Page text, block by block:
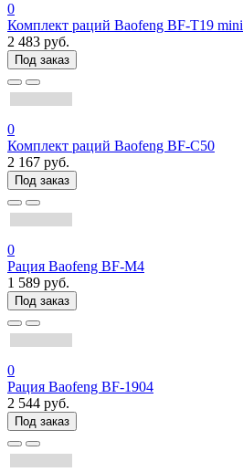
0
Комплект раций Baofeng BF-T19 mini
2 483 руб.
Под заказ
0
Комплект раций Baofeng BF-C50
2 167 руб.
Под заказ
0
Рация Baofeng BF-M4
1 589 руб.
Под заказ
0
Рация Baofeng BF-1904
2 544 руб.
Под заказ